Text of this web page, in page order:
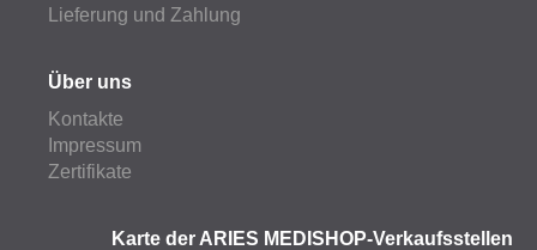
Lieferung und Zahlung
Über uns
Kontakte
Impressum
Zertifikate
Karte der ARIES MEDISHOP-Verkaufsstellen